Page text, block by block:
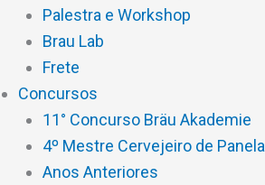
Palestra e Workshop
Brau Lab
Frete
Concursos
11° Concurso Bräu Akademie
4º Mestre Cervejeiro de Panela
Anos Anteriores